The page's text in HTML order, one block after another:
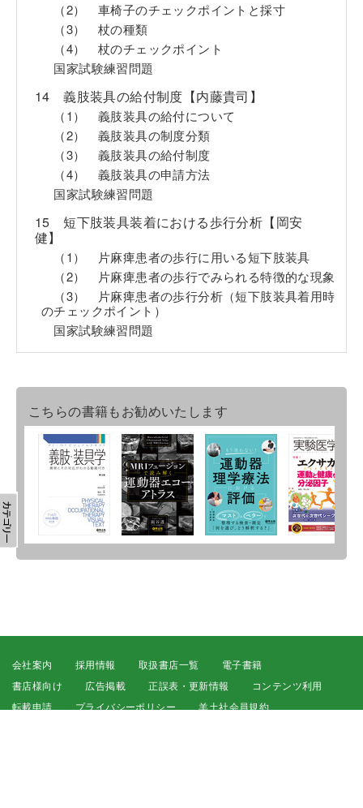
（2） 車椅子のチェックポイントと採寸
（3） 杖の種類
（4） 杖のチェックポイント
国家試験練習問題
14 義肢装具の給付制度【内藤貴司】
（1） 義肢装具の給付について
（2） 義肢装具の制度分類
（3） 義肢装具の給付制度
（4） 義肢装具の申請方法
国家試験練習問題
15 短下肢装具装着における歩行分析【岡安
健】
（1） 片麻痺患者の歩行に用いる短下肢装具
（2） 片麻痺患者の歩行でみられる特徴的な現象
（3） 片麻痺患者の歩行分析（短下肢装具着用時
のチェックポイント）
国家試験練習問題
こちらの書籍もお勧めいたします
会社案内 採用情報 取扱書店一覧
電子書籍
書店様向け
広告掲載 正誤表・更新情報
コンテンツ利用
転載申請
プライバシーポリシー
羊土社会員規約